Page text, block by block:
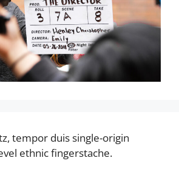
tempor duis single-origin
ethnic fingerstache.